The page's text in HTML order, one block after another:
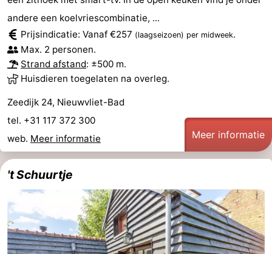
Minigolfbanen
Wellness
centra
Dorpen
&
Steden
Natuur
Sporten
-
Zwembaden
-
Paardrijden
-
Golfbanen
-
Surfen
Vuurtoren
andere een koelvriescombinatie, ...
Prijsindicatie: Vanaf €257 (laagseizoen) per midweek.
Max. 2 personen.
Strand afstand: ±500 m.
Huisdieren toegelaten na overleg.
Zeedijk 24, Nieuwvliet-Bad
tel. +31 117 372 300
web. Meer informatie Meer informatie
't Schuurtje